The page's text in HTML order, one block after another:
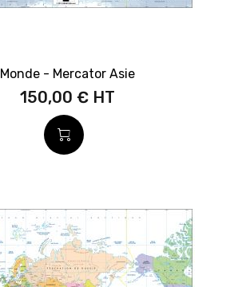
Monde - Mercator Asie
150,00 €